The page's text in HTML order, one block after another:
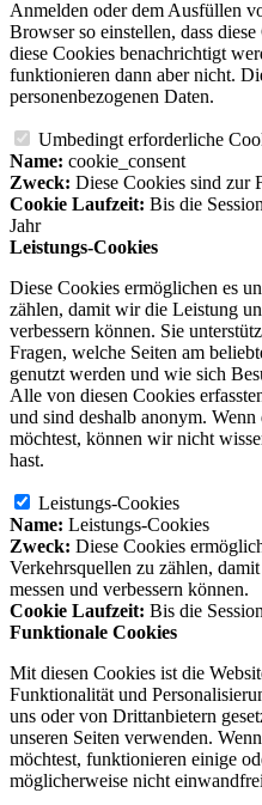
Anmelden oder dem Ausfüllen
Browser so einstellen, dass
diese Cookies benachrichtigt
funktionieren dann aber nicht.
personenbezogenen Daten.
Umbedingt erforderliche
Name: cookie_consent
Zweck: Diese Cookies sind zur
Cookie Laufzeit: Bis die
Jahr
Leistungs-Cookies
Diese Cookies ermöglichen es
zählen, damit wir die Leistung
verbessern können. Sie
Fragen, welche Seiten am
genutzt werden und wie sich
Alle von diesen Cookies
und sind deshalb anonym.
möchtest, können wir nicht
hast.
Leistungs-Cookies
Name: Leistungs-Cookies
Zweck: Diese Cookies
Verkehrsquellen zu zählen,
messen und verbessern können.
Cookie Laufzeit: Bis die
Funktionale Cookies
Mit diesen Cookies ist die
Funktionalität und
uns oder von Drittanbietern
unseren Seiten verwenden.
möchtest, funktionieren einige
möglicherweise nicht